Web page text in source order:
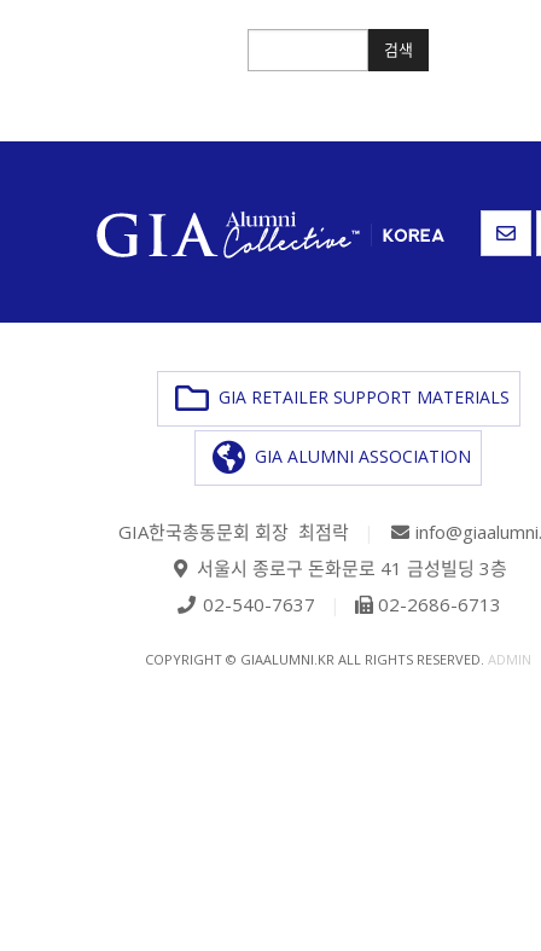
검색
GIA RETAILER SUPPORT MATERIALS
GIA ALUMNI ASSOCIATION
GIA한국총동문회 회장 최점락
서울시 종로구 돈화문로 41 금성빌딩 3층
02-540-7637
02-2686-6713
COPYRIGHT © GIAALUMNI.KR ALL RIGHTS RESERVED. ADMIN